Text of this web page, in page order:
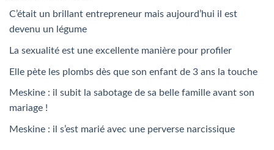
C’était un brillant entrepreneur mais aujourd’hui il est
devenu un légume
La sexualité est une excellente manière pour profiler
Elle pète les plombs dès que son enfant de 3 ans la touche
Meskine : il subit la sabotage de sa belle famille avant son
mariage !
Meskine : il s’est marié avec une perverse narcissique